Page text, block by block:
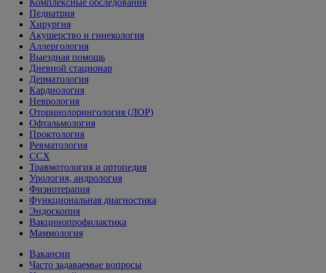
Комплексные обследования
Педиатрия
Хирургия
Акушерство и гинекология
Аллергология
Выездная помощь
Дневной стационар
Дерматология
Кардиология
Неврология
Оторинолорингология (ЛОР)
Офтальмология
Проктология
Ревматология
ССХ
Травмотология и ортопедия
Урология, андрология
Физиотерапия
Функциональная диагностика
Эндоскопия
Вакцинопрофилактика
Маммология
Вакансии
Часто задаваемые вопросы